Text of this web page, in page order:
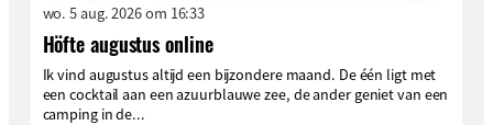
wo. 5 aug. 2026 om 16:33
Höfte augustus online
Ik vind augustus altijd een bijzondere maand. De één ligt met
een cocktail aan een azuurblauwe zee, de ander geniet van een
camping in de...